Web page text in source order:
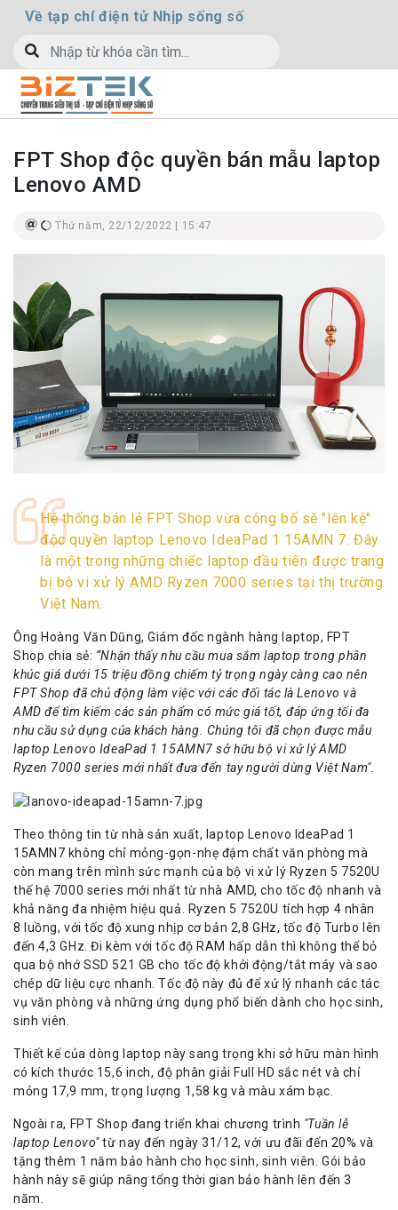
Về tạp chí điện tử Nhịp sống số
FPT Shop độc quyền bán mẫu laptop
Lenovo AMD
Thứ năm, 22/12/2022 | 15:47
Hệ thống bán lẻ FPT Shop vừa công bố sẽ "lên kệ"
độc quyền laptop Lenovo IdeaPad 1 15AMN 7. Đây
là một trong những chiếc laptop đầu tiên được trang
bị bộ vi xử lý AMD Ryzen 7000 series tại thị trường
Việt Nam.
Ông Hoàng Văn Dũng, Giám đốc ngành hàng laptop, FPT
Shop chia sẻ: “Nhận thấy nhu cầu mua sắm laptop trong phân
khúc giá dưới 15 triệu đồng chiếm tỷ trọng ngày càng cao nên
FPT Shop đã chủ động làm việc với các đối tác là Lenovo và
AMD để tìm kiếm các sản phẩm có mức giá tốt, đáp ứng tối đa
nhu cầu sử dụng của khách hàng. Chúng tôi đã chọn được mẫu
laptop Lenovo IdeaPad 1 15AMN7 sở hữu bộ vi xử lý AMD
Ryzen 7000 series mới nhất đưa đến tay người dùng Việt Nam".
Theo thông tin từ nhà sản xuất, laptop Lenovo IdeaPad 1
15AMN7 không chỉ mỏng-gọn-nhẹ đậm chất văn phòng mà
còn mang trên mình sức mạnh của bộ vi xử lý Ryzen 5 7520U
thế hệ 7000 series mới nhất từ nhà AMD, cho tốc độ nhanh và
khả năng đa nhiệm hiệu quả. Ryzen 5 7520U tích hợp 4 nhân
8 luồng, với tốc độ xung nhịp cơ bản 2,8 GHz, tốc độ Turbo lên
đến 4,3 GHz. Đi kèm với tốc độ RAM hấp dẫn thì không thể bỏ
qua bộ nhớ SSD 521 GB cho tốc độ khởi động/tắt máy và sao
chép dữ liệu cực nhanh. Tốc độ này đủ để xử lý nhanh các tác
vụ văn phòng và những ứng dụng phổ biến dành cho học sinh,
sinh viên.
Thiết kế của dòng laptop này sang trọng khi sở hữu màn hình
có kích thước 15,6 inch, độ phân giải Full HD sắc nét và chỉ
mỏng 17,9 mm, trọng lượng 1,58 kg và màu xám bạc.
Ngoài ra, FPT Shop đang triển khai chương trình "Tuần lễ
laptop Lenovo"từ nay đến ngày 31/12, với ưu đãi đến 20% và
tặng thêm 1 năm bảo hành cho học sinh, sinh viên. Gói bảo
hành này sẽ giúp nâng tổng thời gian bảo hành lên đến 3
năm.